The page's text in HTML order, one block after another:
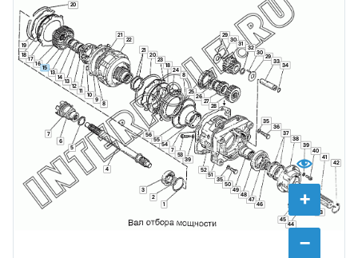
+
−
1
2
3
4
5
6
7
7
8
8
9
10
11
12
13
13
14
15
16
17
18
18
19
20
20
21
21
22
23
24
25
26
27
28
29
29
30
30
31
32
33
34
35
35
36
37
38
39
39
40
41
42
43
44
45
46
47
48
49
50
51
52
53
54
55
56